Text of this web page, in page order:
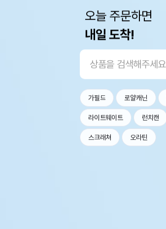
오늘 주문하면
내일 도착!
가필드 로얄캐닌
라이트웨이트 런치캔
스크래쳐 오라틴